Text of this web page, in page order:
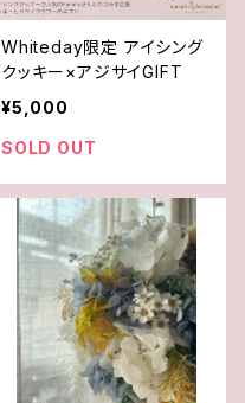
Whiteday限定 アイシング
クッキー×アジサイGIFT
¥5,000
SOLD OUT